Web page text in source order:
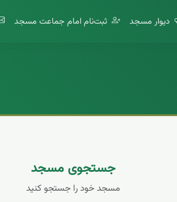
دیوار مسجد ثبت‌نام امام جماعت مسجد
جستجوی مسجد
مسجد خود را جستجو کنید